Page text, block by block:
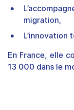
migration,
L’innovation
En France, elle
13 000 dans le